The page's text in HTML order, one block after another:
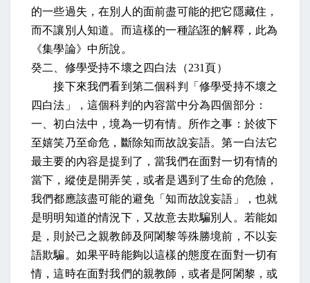
的一些過失，在別人的面前盡可能的把它隱藏住，
而不讓別人知道。而這樣的一種諂誑的解釋，此為
《集學論》中所說。
癸二、修學受持不壞之四白法（231 頁）
接下來我們看到第二個科判「修學受持不壞之
四白法」，這個科判的內容當中分為四個部分：
一、初白法中，境為一切有情。所作之事：於彼下
至嬉笑乃至命危，斷除知而故說妄語。第一白法它
最主要的內容是提到了，當我們在面對一切有情的
當下，縱使是開弄笑，或者是遇到了生命的危險，
我們都應該盡可能的避免「知而故說妄語」，也就
是明明知道的情況下，又故意去欺騙別人。若能如
是，則於己之親教師及阿闍黎等殊勝境前，不以妄
語欺騙。如果平時能夠以這樣的態度在面對一切有
情，這時在面對我們的親教師，或者是阿闍黎，或